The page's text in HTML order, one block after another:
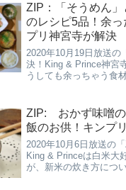
ZIP：「そうめん」
のレシピ5品！余
プリ神宮寺が解決
2020年10月19日放送の
決！King & Prince神宮
うしても余っちゃう食
め！
ZIP: おかず味噌
飯のお供！キンプリ
2020年10月6日放送の
King & Princeは白米大
が、新米の炊き方につ